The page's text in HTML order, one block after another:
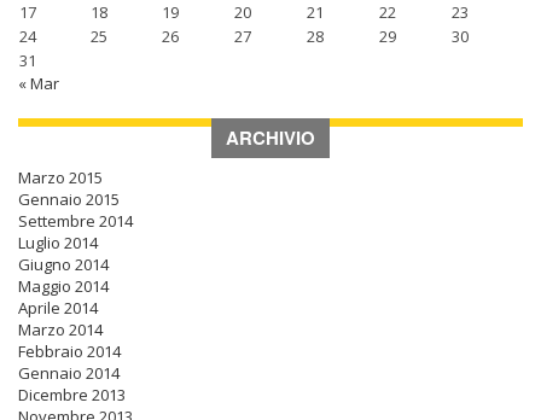
17
18 19 20 21 22
23
24
25 26 27 28 29
30
31
« Mar
ARCHIVIO
Marzo 2015
Gennaio 2015
Settembre 2014
Luglio 2014
Giugno 2014
Maggio 2014
Aprile 2014
Marzo 2014
Febbraio 2014
Gennaio 2014
Dicembre 2013